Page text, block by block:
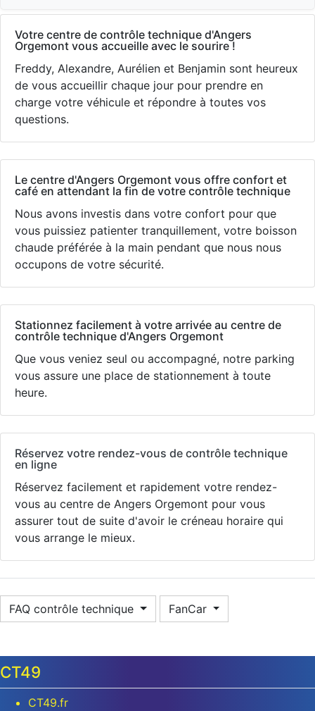
Votre centre de contrôle technique d'Angers
Orgemont vous accueille avec le sourire !
Freddy, Alexandre, Aurélien et Benjamin sont heureux
de vous accueillir chaque jour pour prendre en
charge votre véhicule et répondre à toutes vos
questions.
Le centre d'Angers Orgemont vous offre confort et
café en attendant la fin de votre contrôle technique
Nous avons investis dans votre confort pour que
vous puissiez patienter tranquillement, votre boisson
chaude préférée à la main pendant que nous nous
occupons de votre sécurité.
Stationnez facilement à votre arrivée au centre de
contrôle technique d'Angers Orgemont
Que vous veniez seul ou accompagné, notre parking
vous assure une place de stationnement à toute
heure.
Réservez votre rendez-vous de contrôle technique
en ligne
Réservez facilement et rapidement votre rendez-
vous au centre de Angers Orgemont pour vous
assurer tout de suite d'avoir le créneau horaire qui
vous arrange le mieux.
FAQ contrôle technique FanCar
CT49
CT49.fr